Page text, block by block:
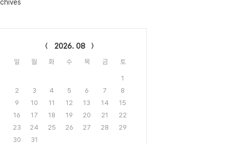
2026. 08
일 월 화 수 목 금 토
1
2
3 4 5 6 7
8
9
10 11 12 13 14
15
16
17 18 19 20 21
22
23
24 25 26 27 28
29
30
31